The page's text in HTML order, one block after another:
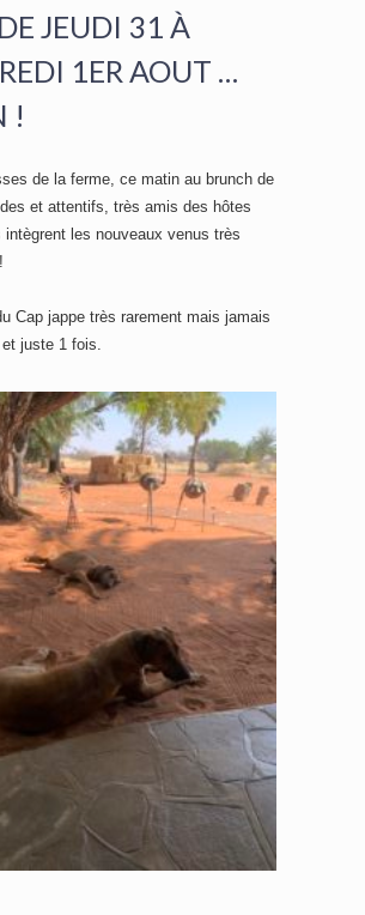
JEUDI 31 À
1ER AOUT …
!
de la ferme, ce matin au brunch de
et attentifs, très amis des hôtes
les nouveaux venus très
Cap jappe très rarement mais jamais
juste 1 fois.